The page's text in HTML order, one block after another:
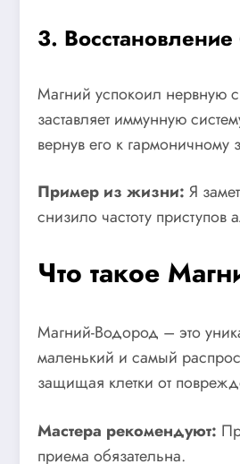
3.
Магний успокоил нервную
заставляет иммунную
вернув его к гармоничному
Пример из жизни: Я
снизило частоту приступов
Что такое
Магний-Водород – это
маленький и самый
защищая клетки от
Мастера рекомендуют:
приема обязательна.